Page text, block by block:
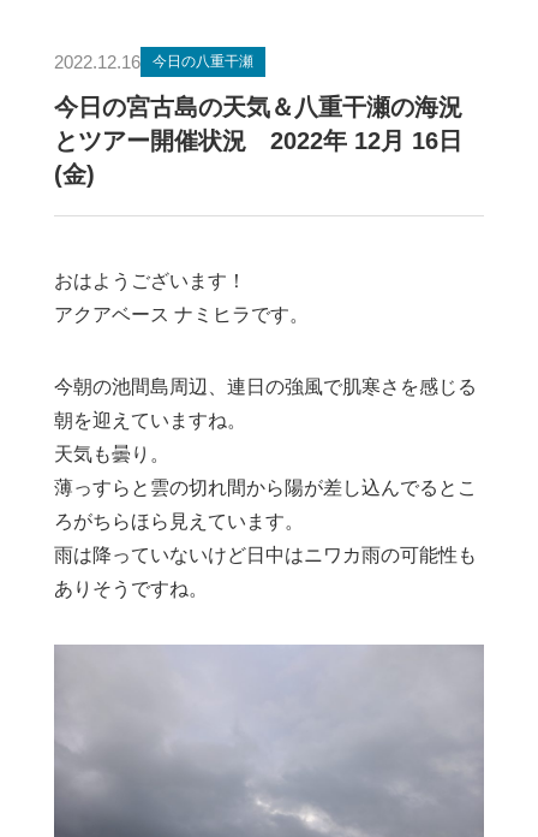
2022.12.16 今日の八重干瀬
今日の宮古島の天気＆八重干瀬の海況
とツアー開催状況 2022年 12月 16日
(金)
おはようございます！
アクアベース ナミヒラです。
今朝の池間島周辺、連日の強風で肌寒さを感じる
朝を迎えていますね。
天気も曇り。
薄っすらと雲の切れ間から陽が差し込んでるとこ
ろがちらほら見えています。
雨は降っていないけど日中はニワカ雨の可能性も
ありそうですね。